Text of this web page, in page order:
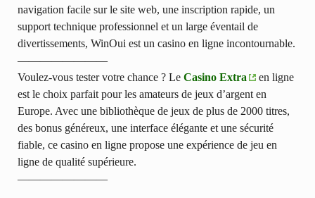
navigation facile sur le site web, une inscription rapide, un
support technique professionnel et un large éventail de
divertissements, WinOui est un casino en ligne incontournable.
————————
Voulez-vous tester votre chance ? Le Casino Extra
en ligne
est le choix parfait pour les amateurs de jeux d’argent en
Europe. Avec une bibliothèque de jeux de plus de 2000 titres,
des bonus généreux, une interface élégante et une sécurité
fiable, ce casino en ligne propose une expérience de jeu en
ligne de qualité supérieure.
————————